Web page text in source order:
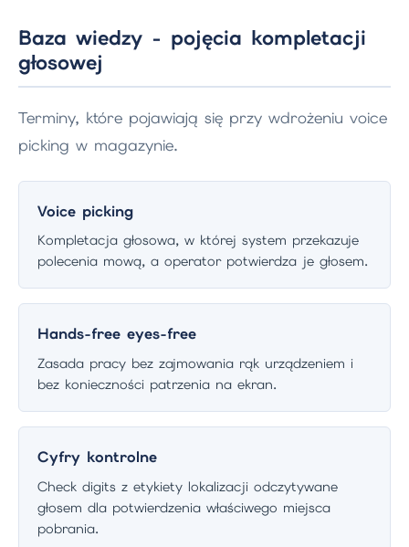
Baza wiedzy - pojęcia kompletacji
głosowej
Terminy, które pojawiają się przy wdrożeniu voice
picking w magazynie.
Voice picking
Kompletacja głosowa, w której system przekazuje
polecenia mową, a operator potwierdza je głosem.
Hands-free eyes-free
Zasada pracy bez zajmowania rąk urządzeniem i
bez konieczności patrzenia na ekran.
Cyfry kontrolne
Check digits z etykiety lokalizacji odczytywane
głosem dla potwierdzenia właściwego miejsca
pobrania.